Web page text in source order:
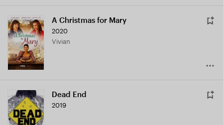
A Christmas for Mary
2020
Vivian
Dead End
2019